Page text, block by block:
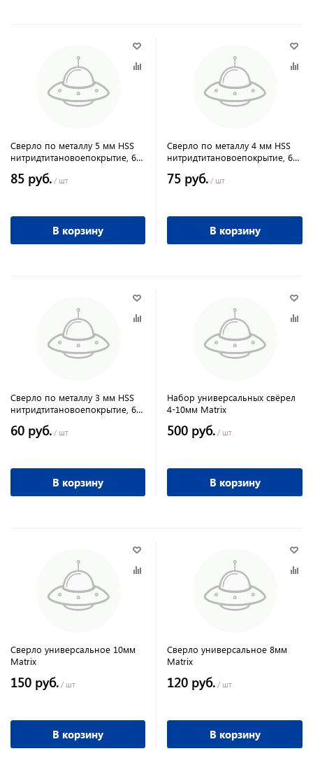
Сверло по металлу 5 мм HSS
нитридтитановоепокрытие, 6-
85 руб. / шт
В корзину
Сверло по металлу 4 мм HSS
нитридтитановоепокрытие, 6-
75 руб. / шт
В корзину
Сверло по металлу 3 мм HSS
нитридтитановоепокрытие, 6-
60 руб. / шт
В корзину
Набор универсальных свёрел
4-10мм Matrix
500 руб. / шт
В корзину
Сверло универсальное 10мм
Matrix
150 руб. / шт
В корзину
Сверло универсальное 8мм
Matrix
120 руб. / шт
В корзину